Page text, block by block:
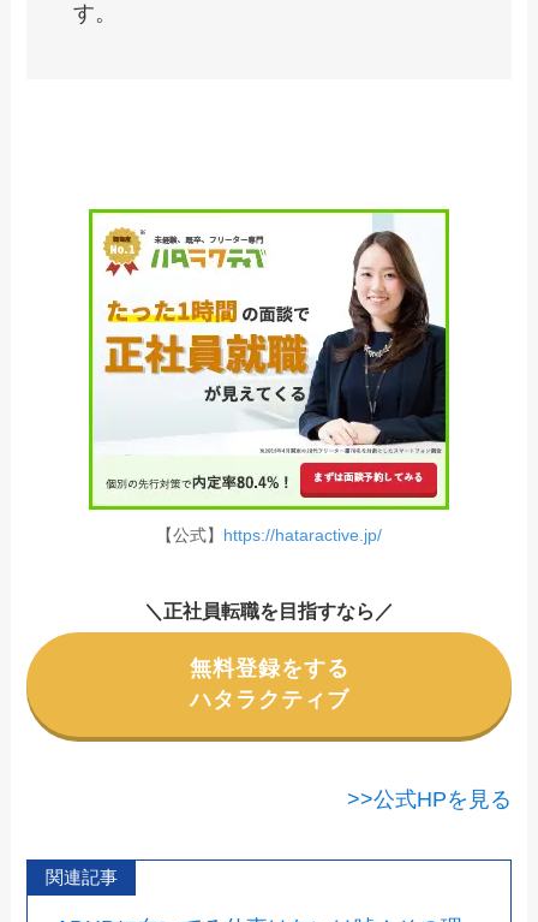
す。
【公式】 https://hataractive.jp/
＼正社員転職を目指すなら／
無料登録をする
ハタラクティブ
>>公式HPを見る
関連記事